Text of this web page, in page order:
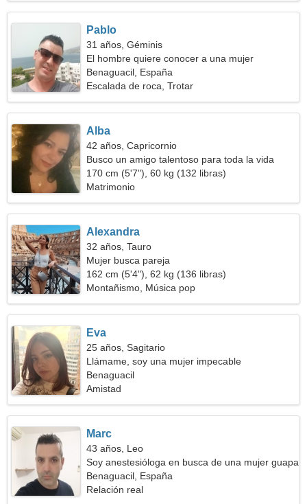
Pablo
31 años, Géminis
El hombre quiere conocer a una mujer
Benaguacil, España
Escalada de roca, Trotar
Alba
42 años, Capricornio
Busco un amigo talentoso para toda la vida
170 cm (5'7"), 60 kg (132 libras)
Matrimonio
Alexandra
32 años, Tauro
Mujer busca pareja
162 cm (5'4"), 62 kg (136 libras)
Montañismo, Música pop
Eva
25 años, Sagitario
Llámame, soy una mujer impecable
Benaguacil
Amistad
Marc
43 años, Leo
Soy anestesióloga en busca de una mujer guapa
Benaguacil, España
Relación real